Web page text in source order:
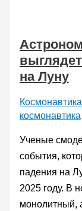
на Луну
Космонавтика
космонавтика
Ученые
события,
падения на
2025 году. В
монолитный,